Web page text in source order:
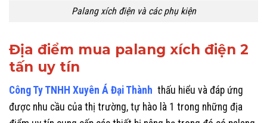
Palang xích điện và các phụ kiện
Địa điểm mua palang xích điện 2
tấn uy tín
Công Ty TNHH Xuyên Á Đại Thành thấu hiểu và đáp ứng
được nhu cầu của thị trường, tự hào là 1 trong những địa